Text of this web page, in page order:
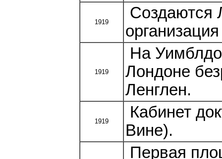
1919
Создаются
1919
На
Лондоне
Ленглен.
1919
Кабинет
Вине).
Первая